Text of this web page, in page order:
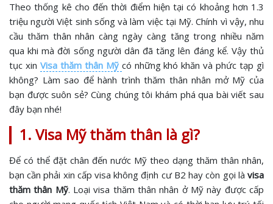
Theo thống kê cho đến thời điểm hiện tại có khoảng hơn 1.3
triệu người Việt sinh sống và làm việc tại Mỹ. Chính vì vậy, nhu
cầu thăm thân nhân càng ngày càng tăng trong nhiều năm
qua khi mà đời sống người dân đã tăng lên đáng kể. Vậy thủ
tục xin Visa thăm thân Mỹ có những khó khăn và phức tạp gì
không? Làm sao để hành trình thăm thân nhân mở Mỹ của
bạn được suôn sẻ? Cùng chúng tôi khám phá qua bài viết sau
đây bạn nhé!
1. Visa Mỹ thăm thân là gì?
Để có thể đặt chân đến nước Mỹ theo dạng thăm thân nhân,
bạn cần phải xin cấp visa không định cư B2 hay còn gọi là visa
thăm thân Mỹ. Loại visa thăm thân nhân ở Mỹ này được cấp